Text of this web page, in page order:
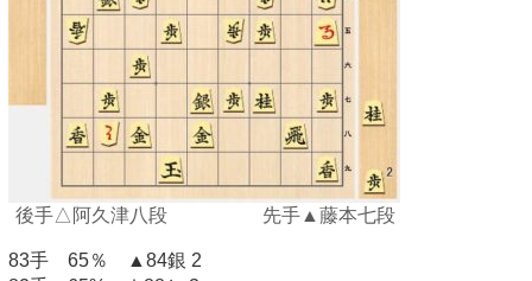
後手△阿久津八段 先手▲藤本七段
83手 65％ ▲84銀 2